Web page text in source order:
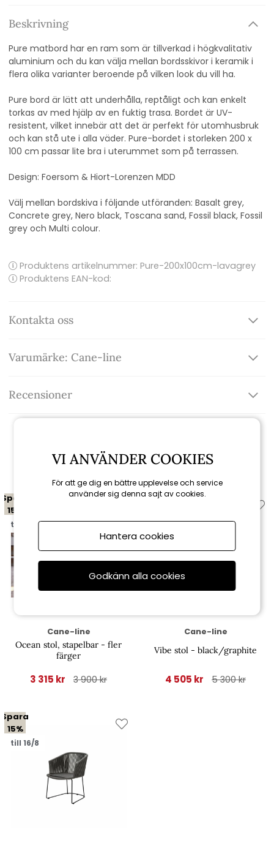
Beskrivning
Pure matbord har en ram som är tillverkad i högkvalitativ
aluminium och du kan välja mellan bordsskivor i keramik i
flera olika varianter beroende på vilken look du vill ha.
Pure bord är lätt att underhålla, reptåligt och kan enkelt
torkas av med hjälp av en fuktig trasa. Bordet är UV-
resistent, vilket innebär att det är perfekt för utomhusbruk
och kan stå ute i alla väder. Pure-bordet i storleken 200 x
100 cm passar lite bra i uterummet som på terrassen.
Design: Foersom & Hiort-Lorenzen MDD
Välj mellan bordskiva i följande utföranden: Basalt grey,
Concrete grey, Nero black, Toscana sand, Fossil black, Fossil
grey och Multi colour.
Produktens artikelnummer: Pure-200x100cm-lavagrey
Produktens EAN-kod:
Kontakta oss
Varumärke: Cane-line
Recensioner
Relaterade produkter
Spara
15%
till 16/8
Cane-line
Ocean stol, stapelbar - fler
färger
3 315 kr 3 900 kr
Spara
till 16/8
Cane-line
Vibe stol - black/graphite
4 505 kr 5 300 kr
Spara
15%
till 16/8
VI ANVÄNDER COOKIES
För att ge dig en bättre upplevelse och service
använder sig denna sajt av cookies.
Hantera cookies
Godkänn alla cookies